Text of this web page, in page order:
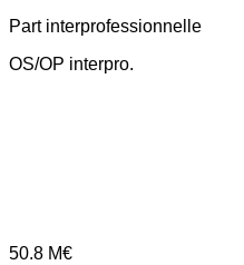
Part interprofessionnelle
OS/OP interpro.
50.8 M€